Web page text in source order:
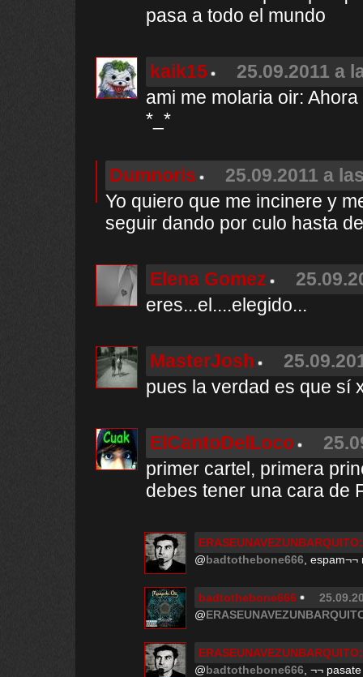
pasa a todo el mundo
kaik15
25.09.2011 a
ami me molaria oir:
*_*
Dumnoris
25.09.2011 a
Yo quiero que me incinere y
seguir dando por culo hasta
Elena Gomez
eres...el....elegido...
MasterJosh
pues la verdad es que sí
ElCantoDelLoco
primer cartel, primera
debes tener una cara de
@badtothebone666 ,
badtothebone666
@
@badtothebone666 , ¬¬